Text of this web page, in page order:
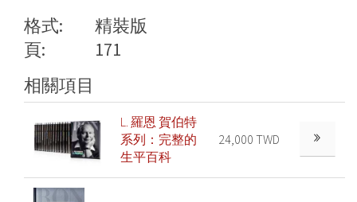
格式:
精裝版
頁:
171
相關項目
L. 羅恩 賀伯特
系列：完整的
生平百科
24,000 TWD